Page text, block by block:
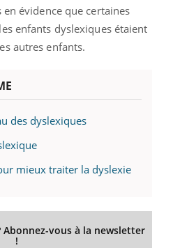
en évidence que certaines
enfants dyslexiques étaient
autres enfants.
des dyslexiques
mieux traiter la dyslexie
Abonnez-vous à la newsletter
!